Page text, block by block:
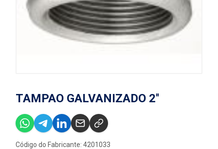
TAMPAO GALVANIZADO 2''
Código do Fabricante: 4201033